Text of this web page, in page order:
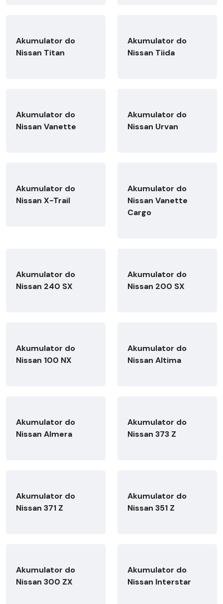
Akumulator do
Nissan Titan
Akumulator do
Nissan Tiida
Akumulator do
Nissan Vanette
Akumulator do
Nissan Urvan
Akumulator do
Nissan X-Trail
Akumulator do
Nissan Vanette
Cargo
Akumulator do
Nissan 240 SX
Akumulator do
Nissan 200 SX
Akumulator do
Nissan 100 NX
Akumulator do
Nissan Altima
Akumulator do
Nissan Almera
Akumulator do
Nissan 373 Z
Akumulator do
Nissan 371 Z
Akumulator do
Nissan 351 Z
Akumulator do
Nissan 300 ZX
Akumulator do
Nissan Interstar